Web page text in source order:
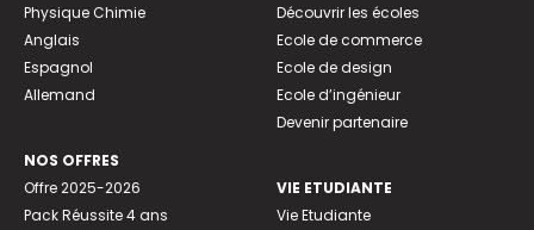
Physique Chimie
Anglais
Espagnol
Allemand
NOS OFFRES
Offre 2025-2026
Pack Réussite 4 ans
Découvrir les écoles
Ecole de commerce
Ecole de design
Ecole d’ingénieur
Devenir partenaire
VIE ETUDIANTE
Vie Etudiante